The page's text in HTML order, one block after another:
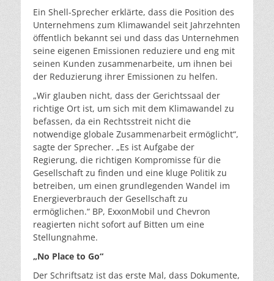
Ein Shell-Sprecher erklärte, dass die Position des
Unternehmens zum Klimawandel seit Jahrzehnten
öffentlich bekannt sei und dass das Unternehmen
seine eigenen Emissionen reduziere und eng mit
seinen Kunden zusammenarbeite, um ihnen bei
der Reduzierung ihrer Emissionen zu helfen.
„Wir glauben nicht, dass der Gerichtssaal der
richtige Ort ist, um sich mit dem Klimawandel zu
befassen, da ein Rechtsstreit nicht die
notwendige globale Zusammenarbeit ermöglicht“,
sagte der Sprecher. „Es ist Aufgabe der
Regierung, die richtigen Kompromisse für die
Gesellschaft zu finden und eine kluge Politik zu
betreiben, um einen grundlegenden Wandel im
Energieverbrauch der Gesellschaft zu
ermöglichen.“ BP, ExxonMobil und Chevron
reagierten nicht sofort auf Bitten um eine
Stellungnahme.
„No Place to Go“
Der Schriftsatz ist das erste Mal, dass Dokumente,